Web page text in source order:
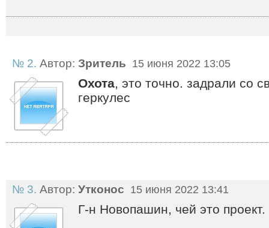
№ 2. Автор: Зритель 15 июня 2022 13:05
Охота, это точно. задрали со
геркулес
№ 3. Автор: Утконос 15 июня 2022 13:41
Г-н Новопашин, чей это проект.